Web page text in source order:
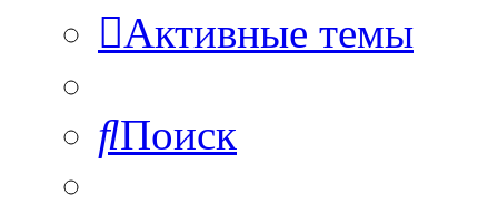
Активные темы
Поиск